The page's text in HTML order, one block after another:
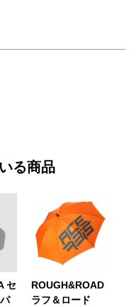
る商品
セ
ROUGH&ROAD
ラフ＆ロード